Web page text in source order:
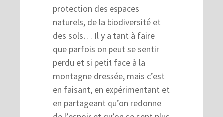
protection des espaces
naturels, de la biodiversité et
des sols… Il y a tant à faire
que parfois on peut se sentir
perdu et si petit face à la
montagne dressée, mais c’est
en faisant, en expérimentant et
en partageant qu’on redonne